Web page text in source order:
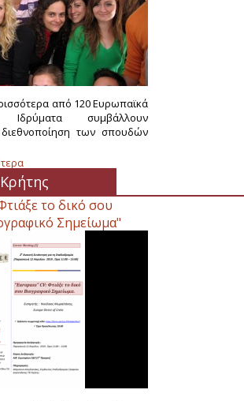
από 120 Ευρωπαϊκά
Ιδρύματα συμβάλλουν
διεθνοποίηση των σπουδών
το δικό σου
Σημείωμα"